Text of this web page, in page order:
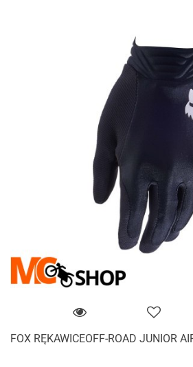
FOX RĘKAWICEOFF-ROAD JUNIOR